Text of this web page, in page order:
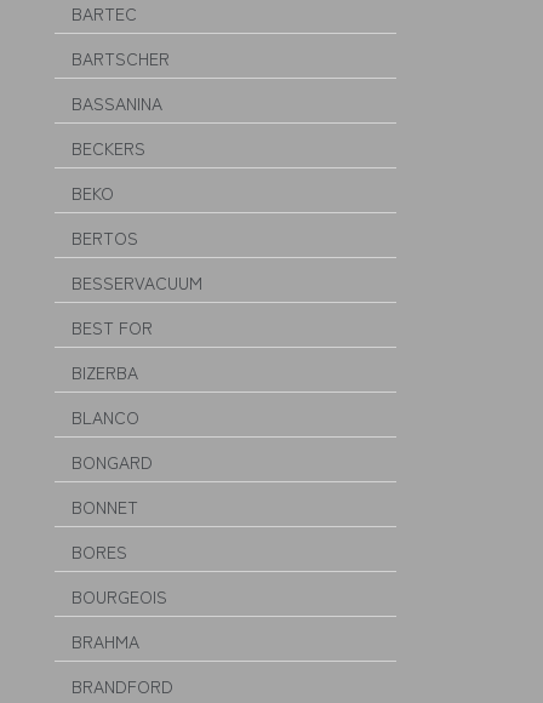
BARTEC
BARTSCHER
BASSANINA
BECKERS
BEKO
BERTOS
BESSERVACUUM
BEST FOR
BIZERBA
BLANCO
BONGARD
BONNET
BORES
BOURGEOIS
BRAHMA
BRANDFORD